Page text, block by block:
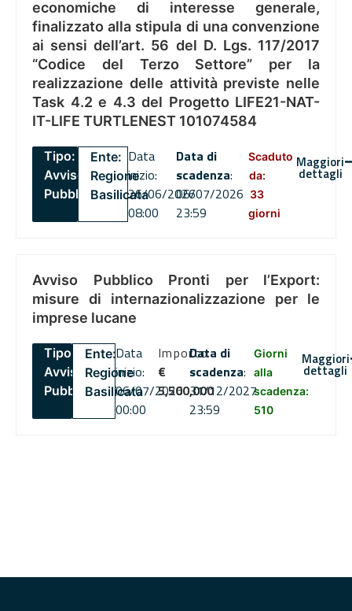
economiche di interesse generale,
finalizzato alla stipula di una convenzione
ai sensi dell’art. 56 del D. Lgs. 117/2017
“Codice del Terzo Settore” per la
realizzazione delle attività previste nelle
Task 4.2 e 4.3 del Progetto LIFE21-NAT-
IT-LIFE TURTLENEST 101074584
Tipo:
Avviso
Pubblico
Ente:
Regione
Basilicata
Data
inizio:
26/06/2026
08:00
Data di
scadenza:
06/07/2026
23:59
Scaduto
da:
33
giorni
Maggiori
dettagli
Avviso Pubblico Pronti per l’Export:
misure di internazionalizzazione per le
imprese lucane
Tipo:
Avviso
Pubblico
Ente:
Regione
Basilicata
Data
inizio:
06/07/2026
00:00
Importo
€
5,500,000
Data di
scadenza:
31/12/2027
23:59
Giorni
alla
scadenza:
510
Maggiori
dettagli